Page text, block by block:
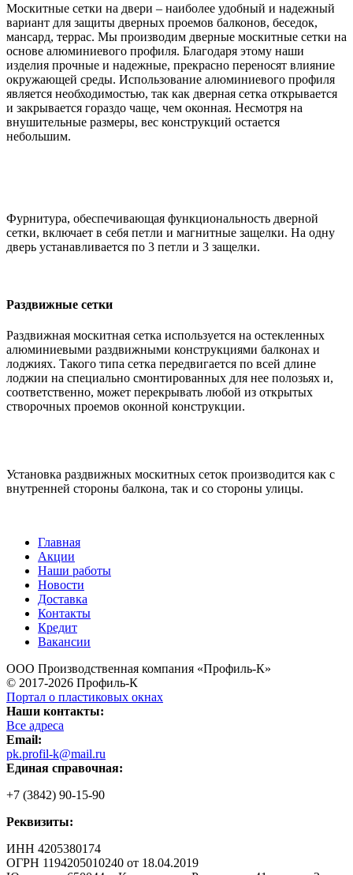
Москитные сетки на двери – наиболее удобный и надежный
вариант для защиты дверных проемов балконов, беседок,
мансард, террас. Мы производим дверные москитные сетки на
основе алюминиевого профиля. Благодаря этому наши
изделия прочные и надежные, прекрасно переносят влияние
окружающей среды. Использование алюминиевого профиля
является необходимостью, так как дверная сетка открывается
и закрывается гораздо чаще, чем оконная. Несмотря на
внушительные размеры, вес конструкций остается
небольшим.
Фурнитура, обеспечивающая функциональность дверной
сетки, включает в себя петли и магнитные защелки. На одну
дверь устанавливается по 3 петли и 3 защелки.
Раздвижные сетки
Раздвижная москитная сетка используется на остекленных
алюминиевыми раздвижными конструкциями балконах и
лоджиях. Такого типа сетка передвигается по всей длине
лоджии на специально смонтированных для нее полозьях и,
соответственно, может перекрывать любой из открытых
створочных проемов оконной конструкции.
Установка раздвижных москитных сеток производится как с
внутренней стороны балкона, так и со стороны улицы.
Главная
Акции
Наши работы
Новости
Доставка
Контакты
Кредит
Вакансии
ООО Производственная компания «Профиль-К»
© 2017-2026 Профиль-К
Портал о пластиковых окнах
Наши контакты:
Все адреса
Email:
pk.profil-k@mail.ru
Единая справочная:
+7 (3842) 90-15-90
Реквизиты:
ИНН 4205380174
ОГРН 1194205010240 от 18.04.2019